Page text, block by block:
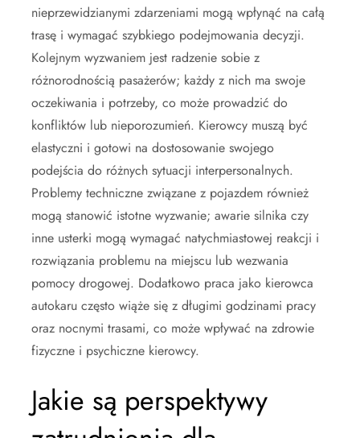
nieprzewidzianymi zdarzeniami mogą wpłynąć na całą
trasę i wymagać szybkiego podejmowania decyzji.
Kolejnym wyzwaniem jest radzenie sobie z
różnorodnością pasażerów; każdy z nich ma swoje
oczekiwania i potrzeby, co może prowadzić do
konfliktów lub nieporozumień. Kierowcy muszą być
elastyczni i gotowi na dostosowanie swojego
podejścia do różnych sytuacji interpersonalnych.
Problemy techniczne związane z pojazdem również
mogą stanowić istotne wyzwanie; awarie silnika czy
inne usterki mogą wymagać natychmiastowej reakcji i
rozwiązania problemu na miejscu lub wezwania
pomocy drogowej. Dodatkowo praca jako kierowca
autokaru często wiąże się z długimi godzinami pracy
oraz nocnymi trasami, co może wpływać na zdrowie
fizyczne i psychiczne kierowcy.
Jakie są perspektywy